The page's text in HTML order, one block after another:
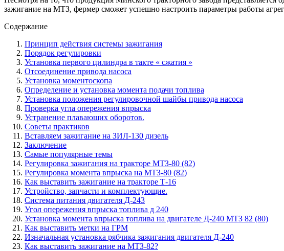
зажигание на МТЗ, фермер сможет успешно настроить параметры работы
Содержание
Принцип действия системы зажигания
Порядок регулировки
Установка первого цилиндра в такте « сжатия »
Отсоединение привода насоса
Установка моментоскопа
Определение и установка момента подачи топлива
Установка положения регулировочной шайбы привода насоса
Проверка угла опережения впрыска
Устранение плавающих оборотов.
Советы практиков
Вставляем зажигание на ЗИЛ-130 дизель
Заключение
Самые популярные темы
Регулировка зажигания на тракторе МТЗ-80 (82)
Регулировка момента впрыска на МТЗ-80 (82)
Как выставить зажигание на тракторе Т-16
Устройство, запчасти и комплектующие.
Система питания двигателя Д-243
Угол опережения впрыска топлива д 240
Установка момента впрыска топлива на двигателе Д-240 МТЗ 82 (80)
Как выставить метки на ГРМ
Изначальная установка рябчика зажигания двигателя Д-240
Как выставить зажигание на МТЗ-82?